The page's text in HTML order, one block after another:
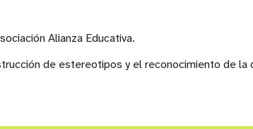
Alianza Educativa.
de estereotipos y el reconocimiento de la